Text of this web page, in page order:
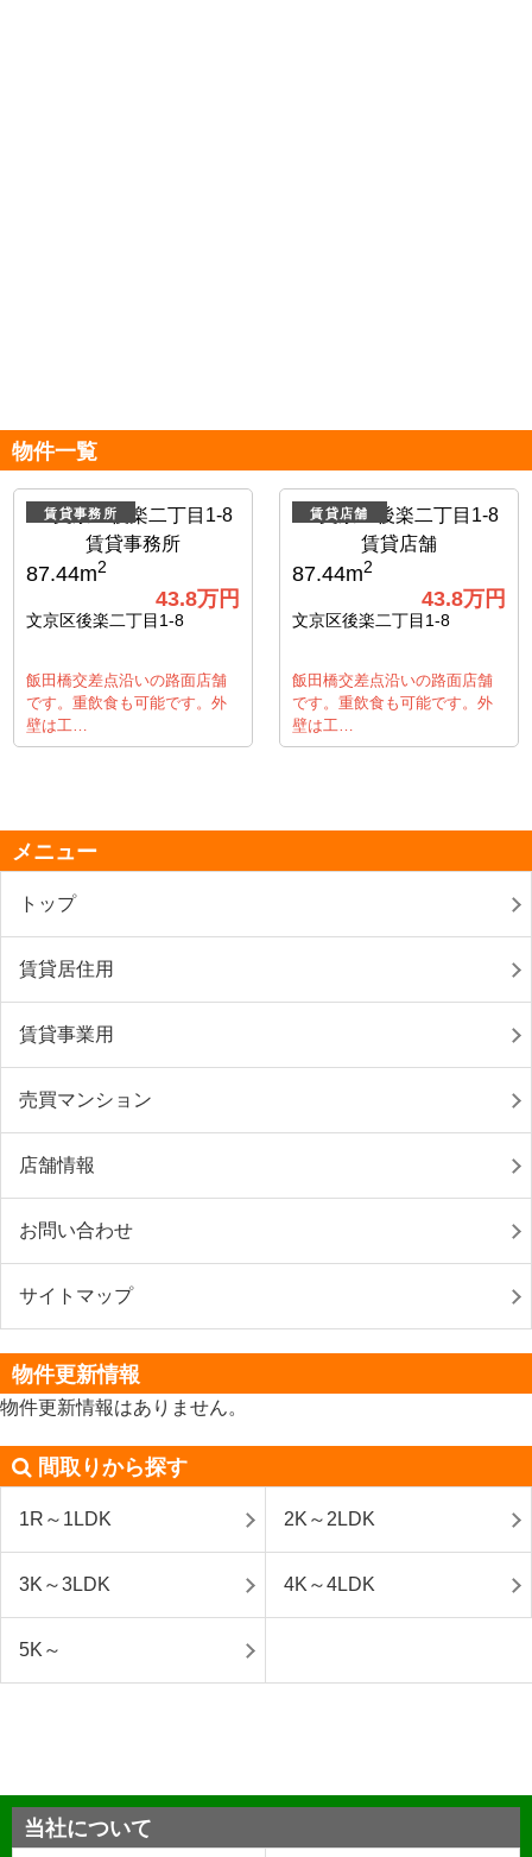
物件一覧
賃貸事務所
87.44m2
43.8万円
文京区後楽二丁目1-8
飯田橋交差点沿いの路面店舗
です。重飲食も可能です。外
壁は工…
賃貸店舗
87.44m2
43.8万円
文京区後楽二丁目1-8
飯田橋交差点沿いの路面店舗
です。重飲食も可能です。外
壁は工…
メニュー
トップ
賃貸居住用
賃貸事業用
売買マンション
店舗情報
お問い合わせ
サイトマップ
物件更新情報
物件更新情報はありません。
間取りから探す
1R～1LDK 2K～2LDK
3K～3LDK 4K～4LDK
5K～
当社について